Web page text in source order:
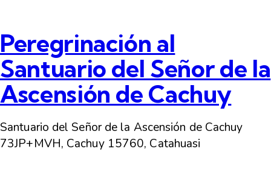
Peregrinación al
Santuario del Señor de la
Ascensión de Cachuy
Santuario del Señor de la Ascensión de Cachuy
73JP+MVH, Cachuy 15760, Catahuasi